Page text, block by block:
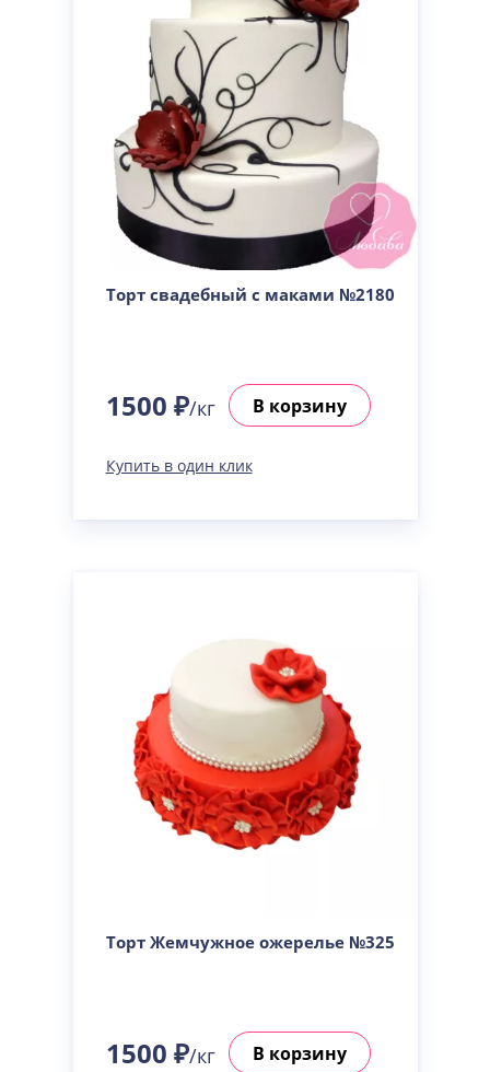
Торт свадебный с маками №2180
1500 ₽/кг В корзину
Купить в один клик
Торт Жемчужное ожерелье №325
1500 ₽/кг В корзину